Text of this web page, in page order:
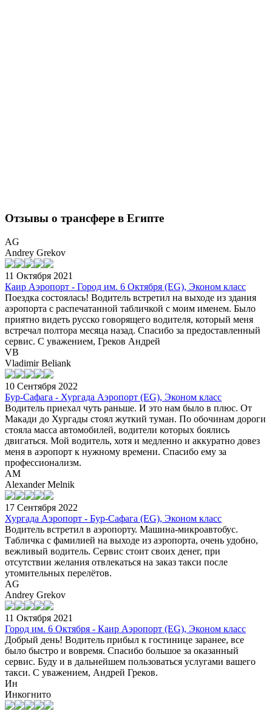
Отзывы о трансфере в Египте
AG
Andrey Grekov
11 Октября 2021
Каир Аэропорт - Город им. 6 Октября (EG), Эконом класс
Поездка состоялась! Водитель встретил на выходе из здания
аэропорта с распечатанной табличкой с моим именем. Было
приятно видеть русско говорящего водителя, который меня
встречал полтора месяца назад. Спасибо за предоставленный
сервис. С уважением, Греков Андрей
VB
Vladimir Beliank
10 Сентября 2022
Бур-Сафага - Хургада Аэропорт (EG), Эконом класс
Водитель приехал чуть раньше. И это нам было в плюс. От
Макади до Хургады стоял жуткий туман. По обочинам дороги
стояла масса автомобилей, водители которых боялись
двигаться. Мой водитель, хотя и медленно и аккуратно довез
меня в аэропорт к нужному времени. Спасибо ему за
профессионализм.
AM
Alexander Melnik
17 Сентября 2022
Хургада Аэропорт - Бур-Сафага (EG), Эконом класс
Водитель встретил в аэропорту. Машина-микроавтобус.
Табличка с фамилией на выходе из аэропорта, очень удобно,
вежливый водитель. Сервис стоит своих денег, при
отсутствии желания отвлекаться на заказ такси после
утомительных перелётов.
AG
Andrey Grekov
11 Октября 2021
Город им. 6 Октября - Каир Аэропорт (EG), Эконом класс
Добрый день! Водитель прибыл к гостинице заранее, все
было быстро и вовремя. Спасибо большое за оказанный
сервис. Буду и в дальнейшем пользоваться услугами вашего
такси. С уважением, Андрей Греков.
Ин
Инкогнито